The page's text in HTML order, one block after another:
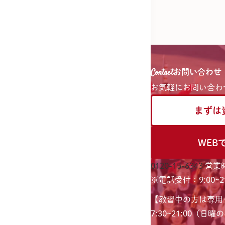
Contactお問い合わせ
お気軽に お問い合
まずは
WEB
0120-15-6343 営業
※電話受付：
【教習中の方は専
7:30~21:00（日曜